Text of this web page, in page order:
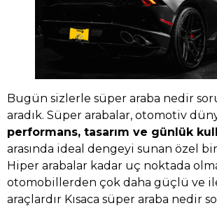
Bugün sizlerle süper araba nedir
aradık. Süper arabalar, otomotiv
performans, tasarım ve günlük
arasında ideal dengeyi sunan özel
Hiper arabalar kadar uç noktada
otomobillerden çok daha güçlü ve
araçlardır Kısaca süper araba nedir